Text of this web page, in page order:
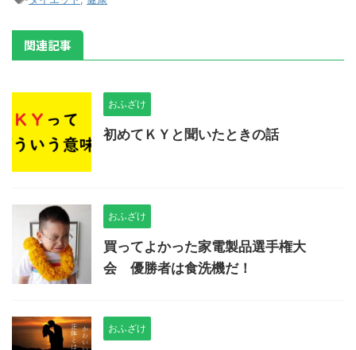
関連記事
おふざけ
初めてＫＹと聞いたときの話
おふざけ
買ってよかった家電製品選手権大
会 優勝者は食洗機だ！
おふざけ